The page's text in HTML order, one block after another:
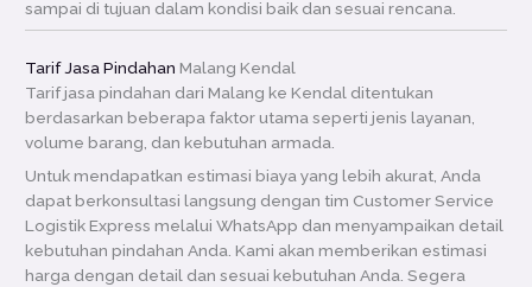
sampai di tujuan dalam kondisi baik dan sesuai rencana.
Tarif Jasa Pindahan Malang Kendal
Tarif jasa pindahan dari Malang ke Kendal ditentukan
berdasarkan beberapa faktor utama seperti jenis layanan,
volume barang, dan kebutuhan armada.
Untuk mendapatkan estimasi biaya yang lebih akurat, Anda
dapat berkonsultasi langsung dengan tim Customer Service
Logistik Express melalui WhatsApp dan menyampaikan detail
kebutuhan pindahan Anda. Kami akan memberikan estimasi
harga dengan detail dan sesuai kebutuhan Anda. Segera